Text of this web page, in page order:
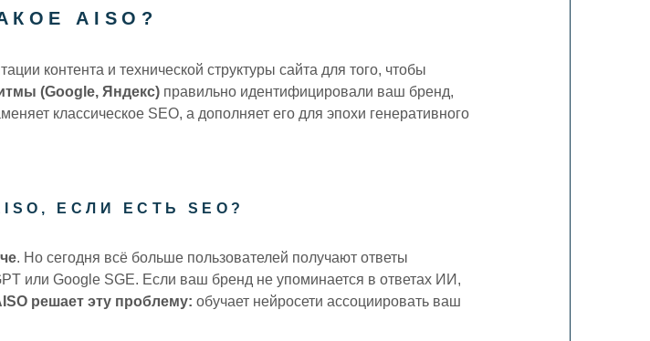
AISO?
контента и технической структуры сайта для того, чтобы
(Google, Яндекс) правильно идентифицировали ваш бренд,
классическое SEO, а дополняет его для эпохи генеративного
ЕСЛИ ЕСТЬ SEO?
. Но сегодня всё больше пользователей получают ответы
или Google SGE. Если ваш бренд не упоминается в ответах ИИ,
решает эту проблему:обучает нейросети ассоциировать ваш